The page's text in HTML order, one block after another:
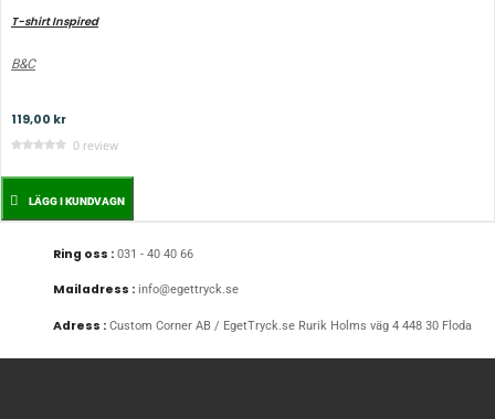
T-shirt Inspired
B&C
119,00 kr
0 review
LÄGG I KUNDVAGN
Ring oss : 031 - 40 40 66
Mailadress : info@egettryck.se
Adress : Custom Corner AB / EgetTryck.se Rurik Holms väg 4 448 30 Floda